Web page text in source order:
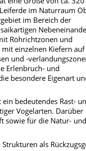
im Naturraum
im Bereich der
Röhrichtzonen und
mit einzelnen Kiefern auf
und -
Erlenbruch- und
besondere Eigenart
bedeutendes Rast-
Vogelarten. Darüber
sowie für die Natur-
als